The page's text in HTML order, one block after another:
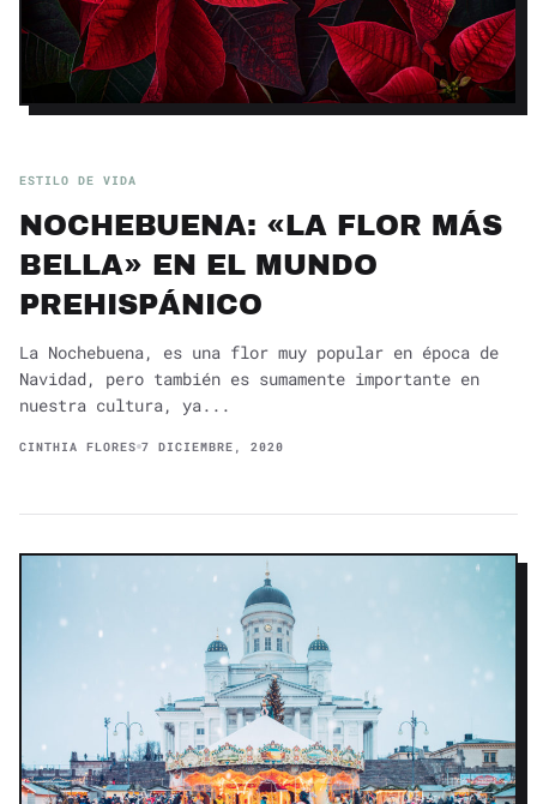
ESTILO DE VIDA
NOCHEBUENA: «LA FLOR MÁS
BELLA» EN EL MUNDO
PREHISPÁNICO
La Nochebuena, es una flor muy popular en época de
Navidad, pero también es sumamente importante en
nuestra cultura, ya...
CINTHIA FLORES 7 DICIEMBRE, 2020